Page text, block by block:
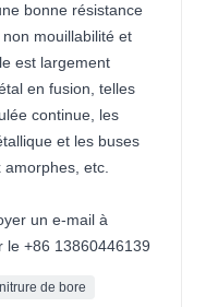
bonne résistance
mouillabilité et
est largement
en fusion, telles
continue, les
et les buses
amorphes, etc.
un e-mail à
le +86 13860446139
de bore